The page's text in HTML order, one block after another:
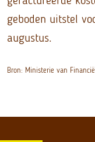
geboden uitstel
augustus.
Bron: Ministerie van